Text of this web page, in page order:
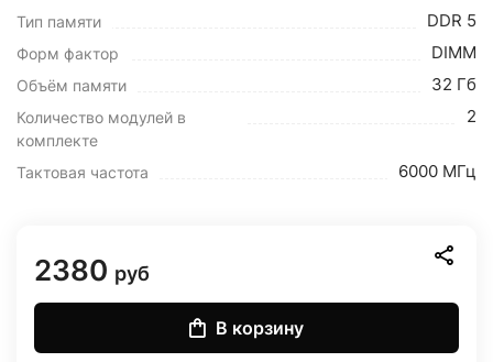
Тип памяти DDR 5
Форм фактор DIMM
Объём памяти 32 Гб
Количество модулей в
комплекте
2
Тактовая частота 6000 МГц
2380 руб
В корзину